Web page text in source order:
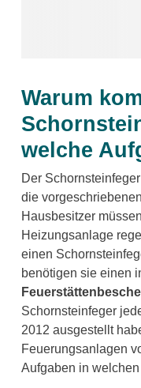
Warum
welche
Der
die
Hausbesitzer
Heizungsanlage
einen
benötigen sie einen
Schornsteinfeger
2012 ausgestellt
Feuerungsanlagen
Aufgaben in